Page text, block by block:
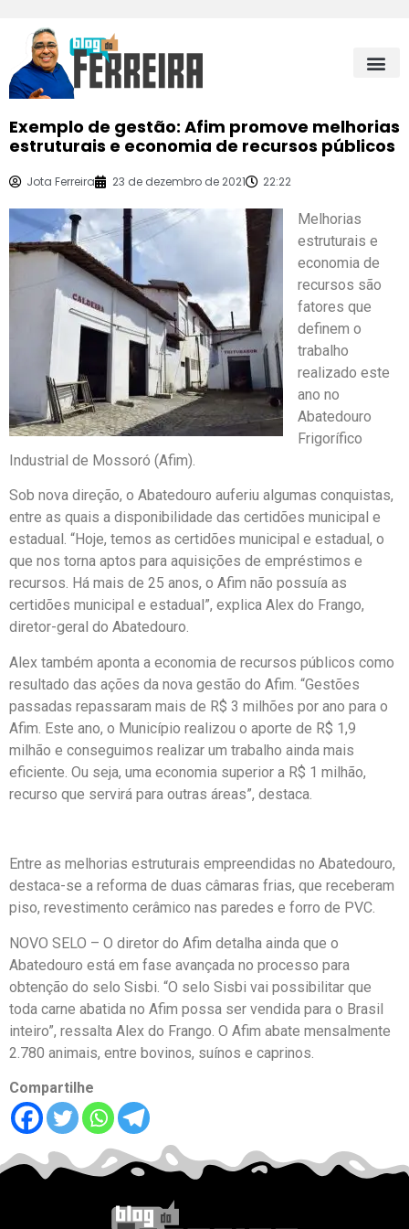
Exemplo de gestão: Afim promove melhorias
estruturais e economia de recursos públicos
Jota Ferreira 23 de dezembro de 2021 22:22
Melhorias
estruturais e
economia de
recursos são
fatores que
definem o
trabalho
realizado este
ano no
Abatedouro
Frigorífico
Industrial de Mossoró (Afim).
Sob nova direção, o Abatedouro auferiu algumas conquistas,
entre as quais a disponibilidade das certidões municipal e
estadual. “Hoje, temos as certidões municipal e estadual, o
que nos torna aptos para aquisições de empréstimos e
recursos. Há mais de 25 anos, o Afim não possuía as
certidões municipal e estadual”, explica Alex do Frango,
diretor-geral do Abatedouro.
Alex também aponta a economia de recursos públicos como
resultado das ações da nova gestão do Afim. “Gestões
passadas repassaram mais de R$ 3 milhões por ano para o
Afim. Este ano, o Município realizou o aporte de R$ 1,9
milhão e conseguimos realizar um trabalho ainda mais
eficiente. Ou seja, uma economia superior a R$ 1 milhão,
recurso que servirá para outras áreas”, destaca.
Entre as melhorias estruturais empreendidas no Abatedouro,
destaca-se a reforma de duas câmaras frias, que receberam
piso, revestimento cerâmico nas paredes e forro de PVC.
NOVO SELO – O diretor do Afim detalha ainda que o
Abatedouro está em fase avançada no processo para
obtenção do selo Sisbi. “O selo Sisbi vai possibilitar que
toda carne abatida no Afim possa ser vendida para o Brasil
inteiro”, ressalta Alex do Frango. O Afim abate mensalmente
2.780 animais, entre bovinos, suínos e caprinos.
Compartilhe